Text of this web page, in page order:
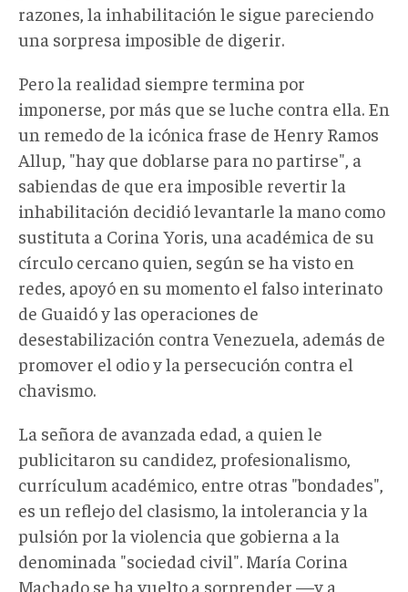
razones, la inhabilitación le sigue pareciendo
una sorpresa imposible de digerir.
Pero la realidad siempre termina por
imponerse, por más que se luche contra ella. En
un remedo de la icónica frase de Henry Ramos
Allup, "hay que doblarse para no partirse", a
sabiendas de que era imposible revertir la
inhabilitación decidió levantarle la mano como
sustituta a Corina Yoris, una académica de su
círculo cercano quien, según se ha visto en
redes, apoyó en su momento el falso interinato
de Guaidó y las operaciones de
desestabilización contra Venezuela, además de
promover el odio y la persecución contra el
chavismo.
La señora de avanzada edad, a quien le
publicitaron su candidez, profesionalismo,
currículum académico, entre otras "bondades",
es un reflejo del clasismo, la intolerancia y la
pulsión por la violencia que gobierna a la
denominada "sociedad civil". María Corina
Machado se ha vuelto a sorprender —y a